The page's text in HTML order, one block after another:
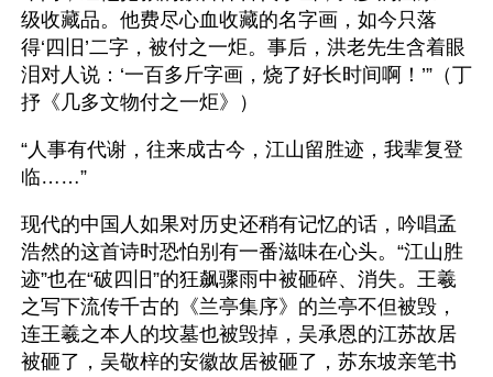
级收藏品。他费尽心血收藏的名字画，如今只落
得‘四旧’二字，被付之一炬。事后，洪老先生含着眼
泪对人说：‘一百多斤字画，烧了好长时间啊！’”（丁
抒《几多文物付之一炬》）
“人事有代谢，往来成古今，江山留胜迹，我辈复登
临……”
现代的中国人如果对历史还稍有记忆的话，吟唱孟
浩然的这首诗时恐怕别有一番滋味在心头。“江山胜
迹”也在“破四旧”的狂飙骤雨中被砸碎、消失。王羲
之写下流传千古的《兰亭集序》的兰亭不但被毁，
连王羲之本人的坟墓也被毁掉，吴承恩的江苏故居
被砸了，吴敬梓的安徽故居被砸了，苏东坡亲笔书